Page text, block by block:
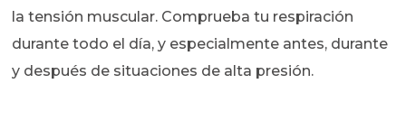
la tensión muscular. Comprueba tu respiración
durante todo el día, y especialmente antes, durante
y después de situaciones de alta presión.